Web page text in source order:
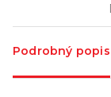
Podrobný popis